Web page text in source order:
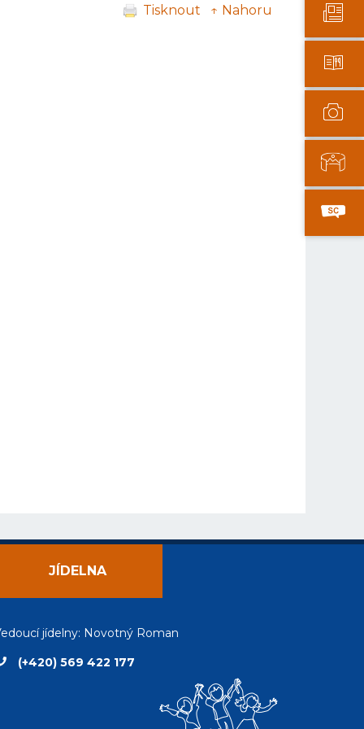
Tisknout ↑ Nahoru
JÍDELNA
jídelny: Novotný Roman
(+420) 569 422 177